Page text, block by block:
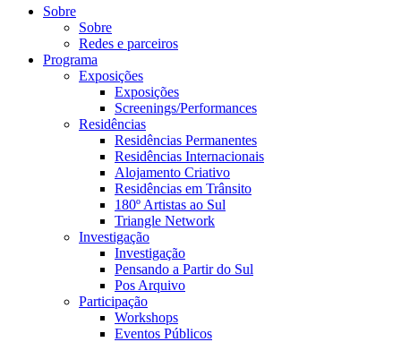
Sobre
Sobre
Redes e parceiros
Programa
Exposições
Exposições
Screenings/Performances
Residências
Residências Permanentes
Residências Internacionais
Alojamento Criativo
Residências em Trânsito
180º Artistas ao Sul
Triangle Network
Investigação
Investigação
Pensando a Partir do Sul
Pos Arquivo
Participação
Workshops
Eventos Públicos